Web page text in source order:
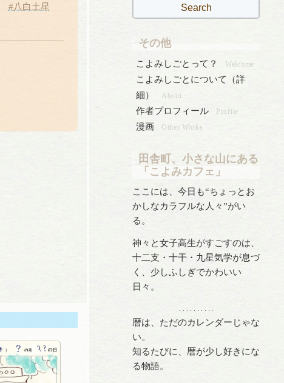
#八白土星
その他
こよみしごとって？ Welcome
こよみしごとについて（詳
細）
About
作者プロフィール Profile
漫画 Other Works
田舎町、小さな山にある
「こよみカフェ」
ここには、今日も“ちょっとお
かしなカラフルな人々”がい
る。
神々と女子高生がすごすのは、
十二支・十干・九星気学が息づ
く、少しふしぎでかわいい
日々。
. . . . . . . . . .
暦は、ただのカレンダーじゃな
い。
知るたびに、暦が少し好きにな
る物語。